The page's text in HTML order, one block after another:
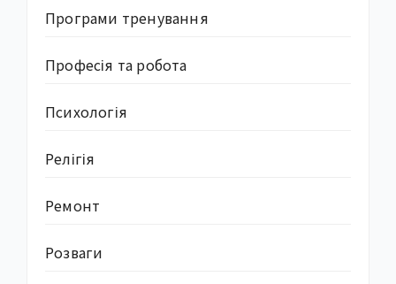
Програми тренування
Професія та робота
Психологія
Релігія
Ремонт
Розваги